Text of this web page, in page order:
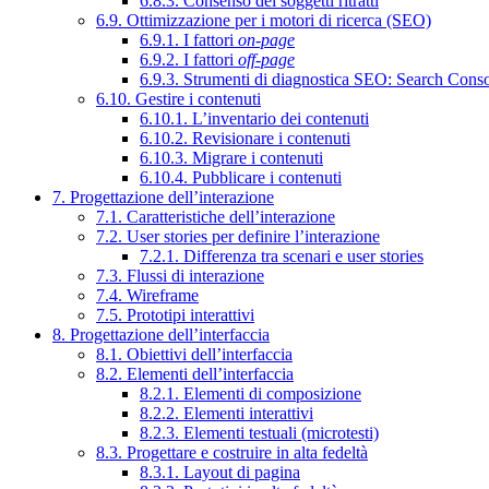
6.9. Ottimizzazione per i motori di ricerca (SEO)
6.9.1. I fattori on-page
6.9.2. I fattori off-page
6.9.3. Strumenti di diagnostica SEO: Search
6.10. Gestire i contenuti
6.10.1. L’inventario dei contenuti
6.10.2. Revisionare i contenuti
6.10.3. Migrare i contenuti
6.10.4. Pubblicare i contenuti
7. Progettazione dell’interazione
7.1. Caratteristiche dell’interazione
7.2. User stories per definire l’interazione
7.2.1. Differenza tra scenari e user stories
7.3. Flussi di interazione
7.4. Wireframe
7.5. Prototipi interattivi
8. Progettazione dell’interfaccia
8.1. Obiettivi dell’interfaccia
8.2. Elementi dell’interfaccia
8.2.1. Elementi di composizione
8.2.2. Elementi interattivi
8.2.3. Elementi testuali (microtesti)
8.3. Progettare e costruire in alta fedeltà
8.3.1. Layout di pagina